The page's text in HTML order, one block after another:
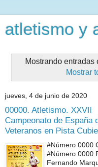
atletismo y
Mostrando entradas
Mostrar
jueves, 4 de junio de 2020
00000. Atletismo. XXVII
Campeonato de España
Veteranos en Pista
#Número 0000
#Número 0000
Fernando